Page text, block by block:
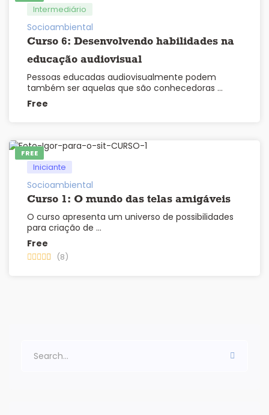
Intermediário
Socioambiental
Curso 6: Desenvolvendo habilidades na
educação audiovisual
Pessoas educadas audiovisualmente podem
também ser aquelas que são conhecedoras …
Free
FREE
Iniciante
Socioambiental
Curso 1: O mundo das telas amigáveis
O curso apresenta um universo de possibilidades
para criação de …
Free
(8)